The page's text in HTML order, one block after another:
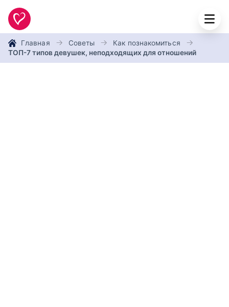
Главная Советы
Как познакомиться
ТОП-7 типов девушек, неподходящих для отношений